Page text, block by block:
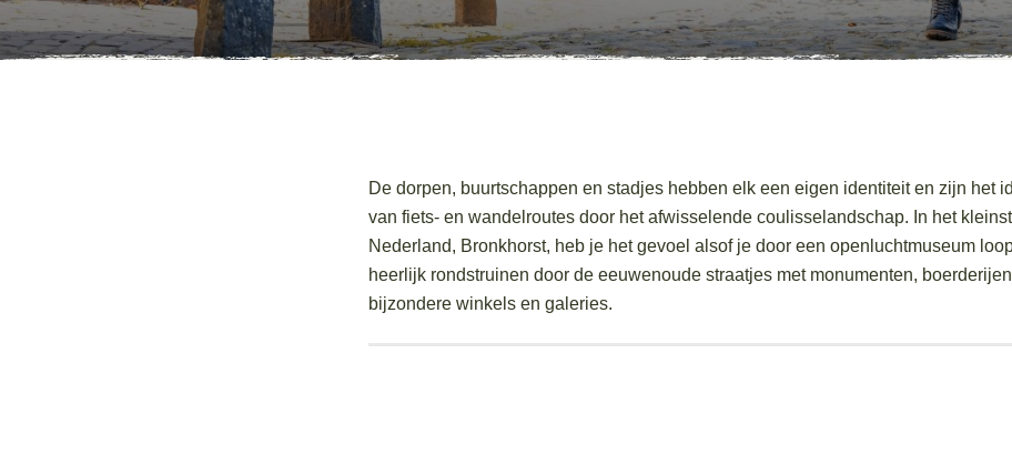
De dorpen, buurtschappen en stadjes hebben elk een eigen identiteit en zijn het
van fiets- en wandelroutes door het afwisselende coulisselandschap. In het
Nederland, Bronkhorst, heb je het gevoel alsof je door een openluchtmuseum
heerlijk rondstruinen door de eeuwenoude straatjes met monumenten,
bijzondere winkels en galeries.